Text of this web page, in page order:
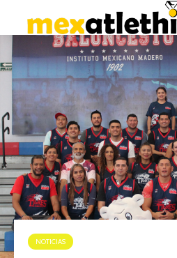
NOTICIAS